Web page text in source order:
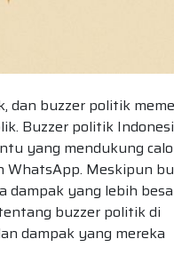
dan buzzer politik
Buzzer politik
yang mendukung
WhatsApp. Meskipun
dampak yang lebih
buzzer politik di
dampak yang mereka